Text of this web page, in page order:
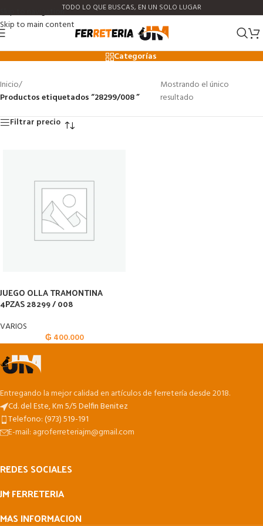
Skip to navigation
Skip to main content
TODO LO QUE BUSCAS, EN UN SOLO LUGAR
28299/008
Categorías
Inicio/
Productos etiquetados “28299/008 ”
Mostrando el único
resultado
Filtrar precio
JUEGO OLLA TRAMONTINA
4PZAS 28299 / 008
VARIOS
₲ 400.000
Entregando la mejor calidad en artículos de ferretería desde 2018.
Cd. del Este, Km 5/5 Delfin Benitez
Telefono: (973) 519-191
E-mail: agroferreteriajm@gmail.com
REDES SOCIALES
JM FERRETERIA
MAS INFORMACION